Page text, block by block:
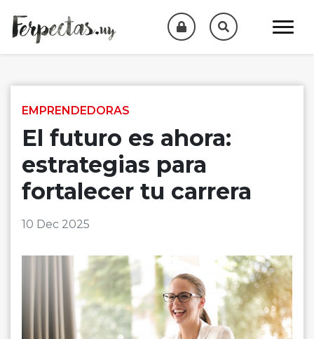
EMPRENDEDORAS
El futuro es ahora:
estrategias para
fortalecer tu carrera
10 Dec 2025